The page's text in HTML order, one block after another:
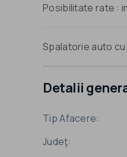
Posibilitate rate :
Spalatorie auto
Detalii
Tip Afacere:
Judeţ: